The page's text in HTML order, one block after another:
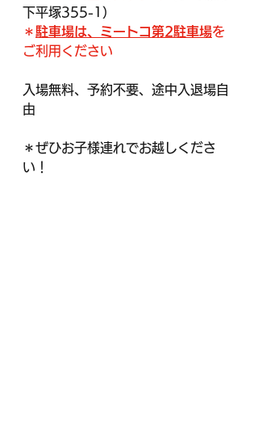
下平塚355-1）
＊駐車場は、ミートコ第2駐車場を
ご利用ください
入場無料、予約不要、途中入退場自
由
＊ぜひお子様連れでお越しくださ
い！